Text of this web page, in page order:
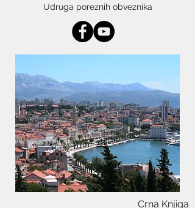
Udruga poreznih obveznika
Crna Knjiga